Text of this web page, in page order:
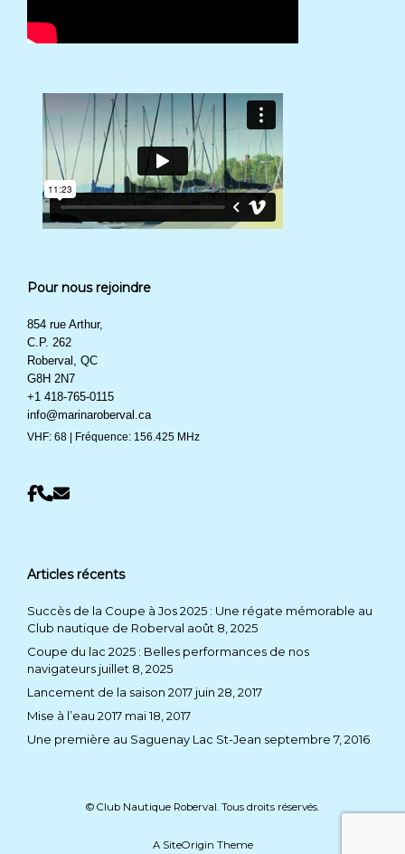
Pour nous rejoindre
854 rue Arthur,
C.P. 262
Roberval, QC
G8H 2N7
+1 418-765-0115
info@marinaroberval.ca
VHF: 68 | Fréquence: 156.425 MHz
Articles récents
Succès de la Coupe à Jos 2025 : Une régate mémorable au
Club nautique de Roberval août 8, 2025
Coupe du lac 2025 : Belles performances de nos
navigateurs juillet 8, 2025
Lancement de la saison 2017 juin 28, 2017
Mise à l’eau 2017 mai 18, 2017
Une première au Saguenay Lac St-Jean septembre 7, 2016
© Club Nautique Roberval. Tous droits réservés.
A SiteOrigin Theme